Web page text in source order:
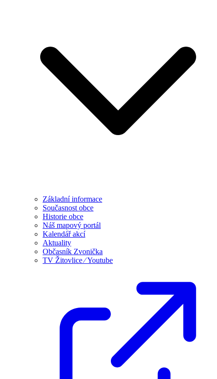
Základní informace
Současnost obce
Historie obce
Náš mapový portál
Kalendář akcí
Aktuality
Občasník Zvonička
TV Žitovlice ⁄ Youtube